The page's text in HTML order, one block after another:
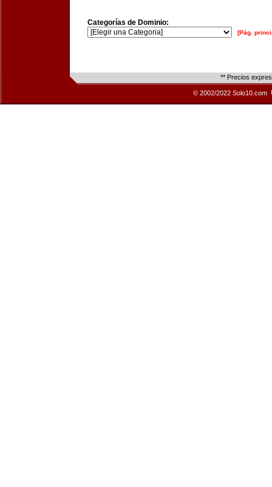
Categorías de Dominio:
[Pág.
** Precios
© 2002/2022 Solo10.com